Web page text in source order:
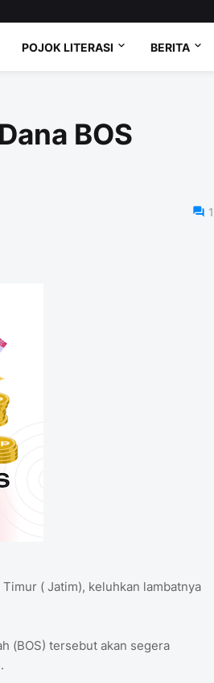
POJOK LITERASI BERITA
BOS
1
( Jatim), keluhkan lambatnya
(BOS) tersebut akan segera